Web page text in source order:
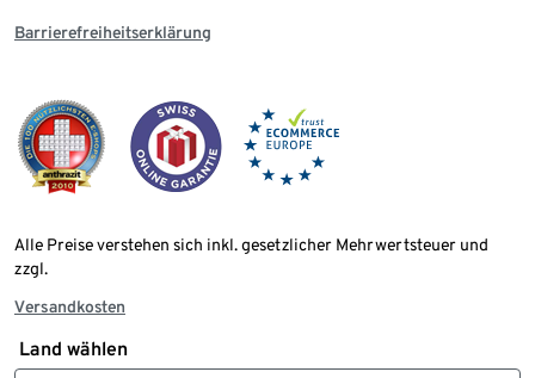
Barrierefreiheitserklärung
Alle Preise verstehen sich inkl. gesetzlicher Mehrwertsteuer und
zzgl.
Versandkosten
Land wählen